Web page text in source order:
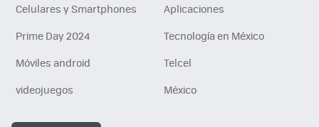
Celulares y Smartphones
Aplicaciones
Prime Day 2024
Tecnología en México
Móviles android
Telcel
videojuegos
México